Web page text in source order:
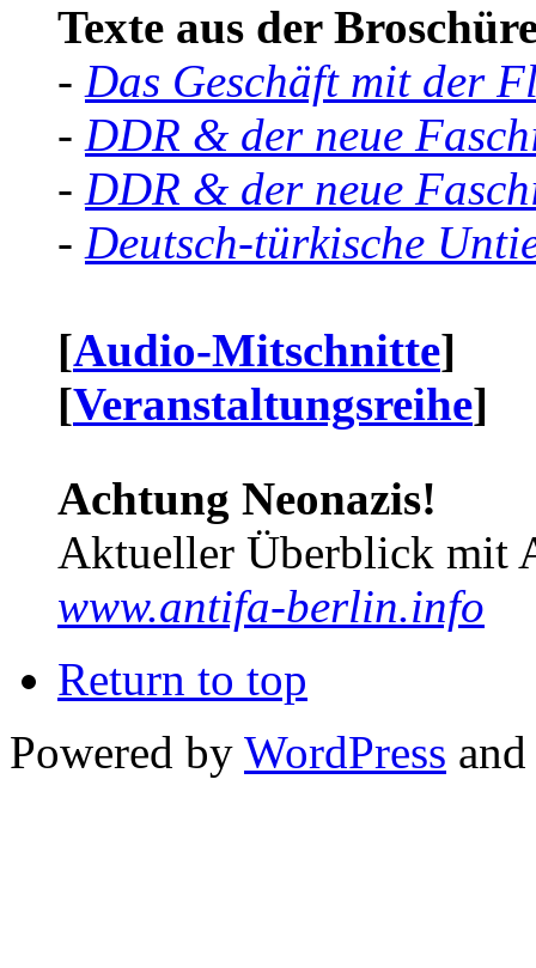
Texte aus der
- Das Geschäft mit der
- DDR & der neue
- DDR & der neue
- Deutsch-türkische
[Audio-Mitschnitte]
[Veranstaltungsreihe]
Achtung Neonazis!
Aktueller Überblick mit
www.antifa-berlin.info
Return to top
Powered by WordPress